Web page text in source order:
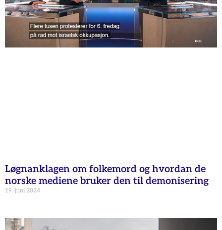
Løgnanklagen om folkemord og hvordan de
norske mediene bruker den til demonisering
19. juni 2024